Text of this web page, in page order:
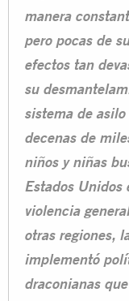
manera
pero pocas de
efectos tan
su
sistema de
decenas de
niños y niñas
Estados Unidos
violencia
otras regiones,
implementó
draconianas que